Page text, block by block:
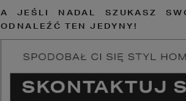
A JEŚLI NADAL SZUKASZ
ODNALEŹĆ TEN JEDYNY!